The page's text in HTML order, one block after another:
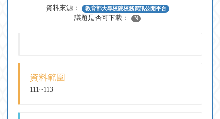
資料來源： 教育部大專校院校務資訊公開平台
議題是否可下載： N
資料範圍
111~113